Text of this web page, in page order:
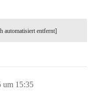
automatisiert entfernt]
um 15:35